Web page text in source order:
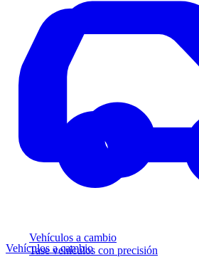
Vehículos a cambio
Tase vehículos con precisión
Vehículos a cambio